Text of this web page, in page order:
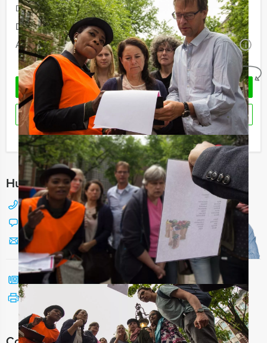
De prijzen zijn exclusief BTW
Duur:
4 uur en 30 minuten
Aantal:
Minimaal 12 personen i
Geheel vrijblijvend
OFFERTE AANVRAGEN
RESERVEREN
Ik heb een vraag over dit uitje
Hulp nodig bij het kiezen?
088 428 81 17
Chat met Jeroen
Stuur ons een mailtje
Bel mij terug
Bekijk printbare versie